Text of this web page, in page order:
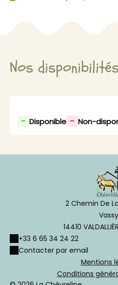
Nos
- Disponible - Non-
2 Chemin De
14410
+33 6 65 34 24 22
Contacter par email
Mentions
Conditions